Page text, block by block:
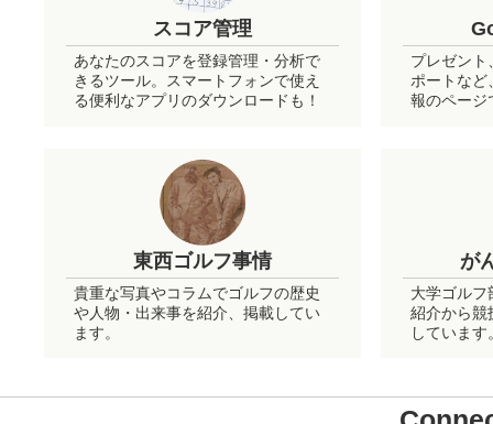
スコア管理
あなたのスコアを登録管理・分析で
きるツール。スマートフォンで使え
る便利なアプリのダウンロードも！
プレゼント
ポートなど
報のページ
東西ゴルフ事情
貴重な写真やコラムでゴルフの歴史
や人物・出来事を紹介、掲載してい
ます。
が
大学ゴルフ
紹介から競
しています